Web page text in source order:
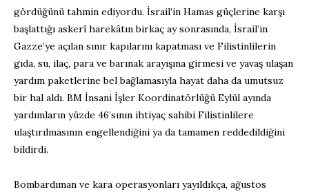
gördüğünü tahmin ediyordu. İsrail’in Hamas güçlerine karşı
başlattığı askerî harekâtın birkaç ay sonrasında, İsrail’in
Gazze’ye açılan sınır kapılarını kapatması ve Filistinlilerin
gıda, su, ilaç, para ve barınak arayışına girmesi ve yavaş ulaşan
yardım paketlerine bel bağlamasıyla hayat daha da umutsuz
bir hal aldı. BM İnsani İşler Koordinatörlüğü Eylül ayında
yardımların yüzde 46’sının ihtiyaç sahibi Filistinlilere
ulaştırılmasının engellendiğini ya da tamamen reddedildiğini
bildirdi.
Bombardıman ve kara operasyonları yayıldıkça, ağustos